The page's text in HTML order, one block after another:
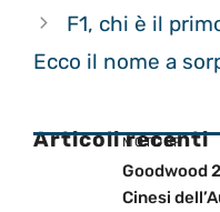
F1, chi è il
Ecco il nome a
Articoli recenti
MOTOGP
Goodwood
Cinesi